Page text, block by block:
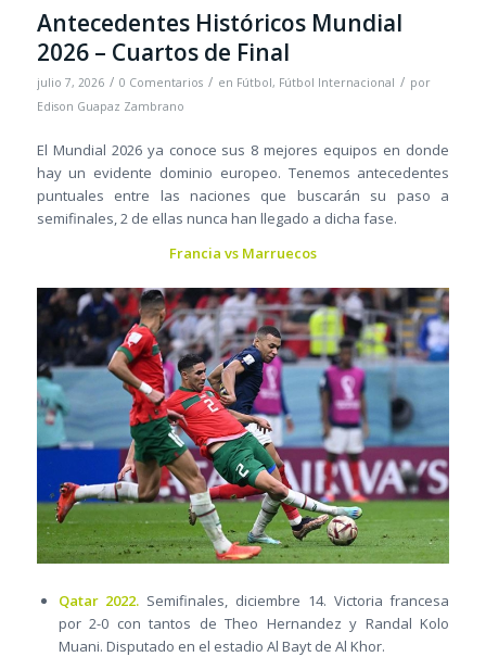
Antecedentes Históricos Mundial
2026 – Cuartos de Final
julio 7, 2026 / 0 Comentarios / en Fútbol, Fútbol Internacional / por
Edison Guapaz Zambrano
El Mundial 2026 ya conoce sus 8 mejores equipos en donde
hay un evidente dominio europeo. Tenemos antecedentes
puntuales entre las naciones que buscarán su paso a
semifinales, 2 de ellas nunca han llegado a dicha fase.
Francia vs Marruecos
Qatar 2022. Semifinales, diciembre 14. Victoria francesa
por 2-0 con tantos de Theo Hernandez y Randal Kolo
Muani. Disputado en el estadio Al Bayt de Al Khor.